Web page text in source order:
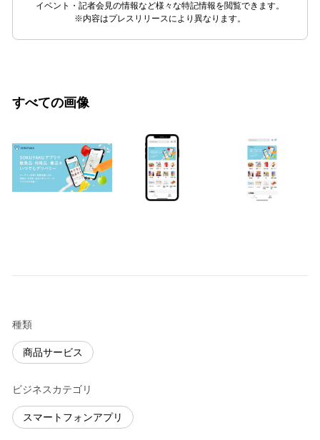
イベント・記者会見の情報など様々な特記情報を閲覧できます。
※内容はプレスリリースにより異なります。
すべての画像
種類
商品サービス
ビジネスカテゴリ
スマートフォンアプリ